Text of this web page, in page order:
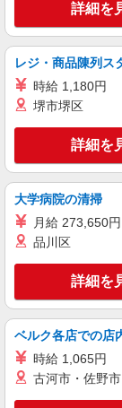
キー
派遣社員
株式会社テクノ・
キー
株式会社サポートジ
キー
詳細を
レジ・商品陳列ス
時給 1,180円
堺市堺区
詳細を
大学病院の清掃
月給 273,650円
品川区
詳細を
ベルク各店での店
時給 1,065円
古河市・佐野